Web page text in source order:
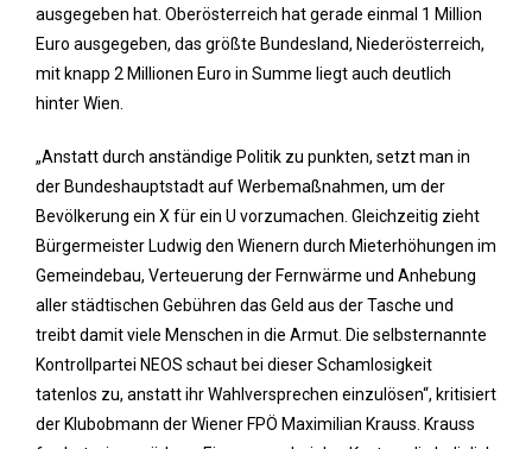
ausgegeben hat. Oberösterreich hat gerade einmal 1 Million
Euro ausgegeben, das größte Bundesland, Niederösterreich,
mit knapp 2 Millionen Euro in Summe liegt auch deutlich
hinter Wien.
„Anstatt durch anständige Politik zu punkten, setzt man in
der Bundeshauptstadt auf Werbemaßnahmen, um der
Bevölkerung ein X für ein U vorzumachen. Gleichzeitig zieht
Bürgermeister Ludwig den Wienern durch Mieterhöhungen im
Gemeindebau, Verteuerung der Fernwärme und Anhebung
aller städtischen Gebühren das Geld aus der Tasche und
treibt damit viele Menschen in die Armut. Die selbsternannte
Kontrollpartei NEOS schaut bei dieser Schamlosigkeit
tatenlos zu, anstatt ihr Wahlversprechen einzulösen“, kritisiert
der Klubobmann der Wiener FPÖ Maximilian Krauss. Krauss